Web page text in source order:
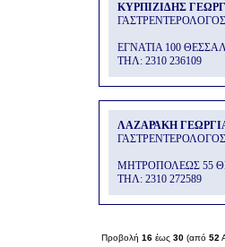
ΚΥΡΠΙΖΙΔΗΣ
ΓΑΣΤΡΕΝΤΕΡΟΛΟΓΟΣ
ΕΓΝΑΤΙΑ 100
THΛ: 2310 236109
ΛΑΖΑΡΑΚΗ
ΓΑΣΤΡΕΝΤΕΡΟΛΟΓΟΣ
ΜΗΤΡΟΠΟΛΕΩΣ 55
THΛ: 2310 272589
Προβολή 16 έως 30 (από 52